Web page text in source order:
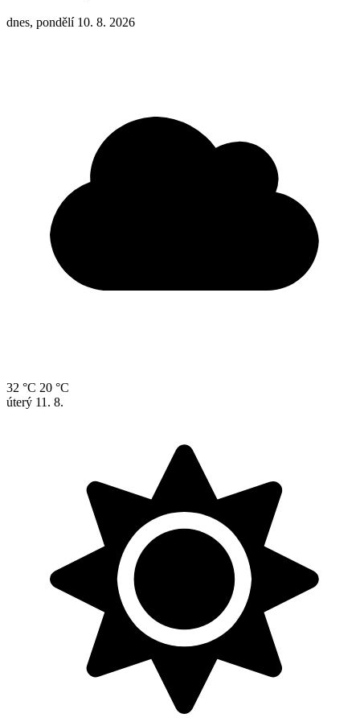
dnes, pondělí 10. 8. 2026
32 °C 20 °C
úterý 11. 8.